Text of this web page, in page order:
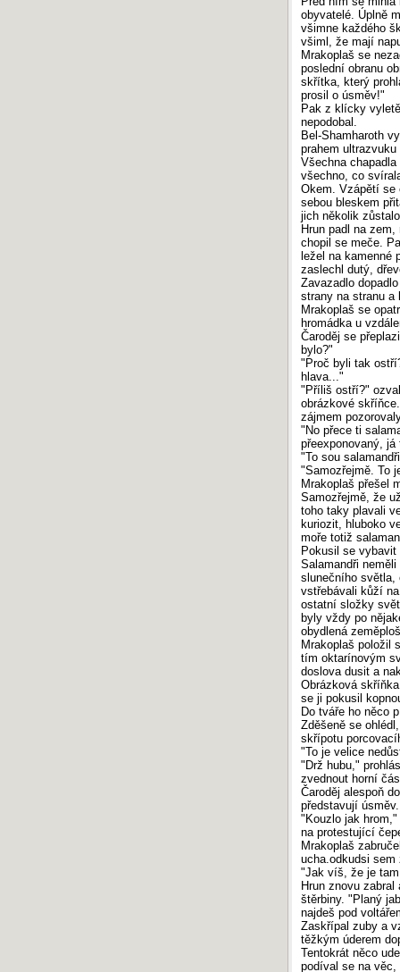
obyvatelé. Úplně
všimne každého
všiml, že mají
Mrakoplaš se
poslední obranu
skřítka, který
prosil o úsměv!"
Pak z klícky
nepodobal.
Bel-Shamharoth
prahem
Všechna
všechno, co
Okem. Vzápětí se
sebou bleskem
jich několik
Hrun padl na
chopil se meče.
ležel na kamenné
zaslechl dutý,
Zavazadlo
strany na stranu a
Mrakoplaš se
hromádka u
Čaroděj se
bylo?"
"Proč byli tak
hlava..."
"Příliš ostří?"
obrázkové
zájmem
"No přece ti
přeexponovaný, já
"To sou
"Samozřejmě. To
Mrakoplaš přešel
Samozřejmě, že
toho taky plavali
kuriozit, hluboko
moře totiž
Pokusil se
Salamandři
slunečního světla,
vstřebávali kůží
ostatní složky
byly vždy po
obydlená
Mrakoplaš položil
tím oktarínovým
doslova dusit a
Obrázková
se ji pokusil
Do tváře ho něco
Zděšeně se
skřípotu
"To je velice
"Drž hubu,"
zvednout horní
Čaroděj alespoň
představují úsměv.
"Kouzlo jak
na protestující
Mrakoplaš
ucha.odkudsi
"Jak víš, že je
Hrun znovu
štěrbiny. "Planý
najdeš pod
Zaskřípal zuby a
těžkým úderem
Tentokrát něco
podíval se na